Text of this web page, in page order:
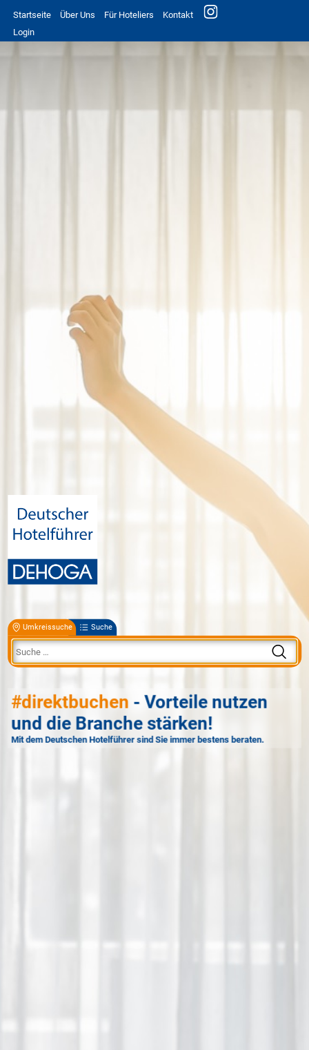
Startseite Über Uns Für Hoteliers
Kontakt
Login
Umkreissuche Suche
#direktbuchen - Vorteile nutzen
und die Branche stärken!
Mit dem Deutschen Hotelführer sind Sie immer bestens beraten.